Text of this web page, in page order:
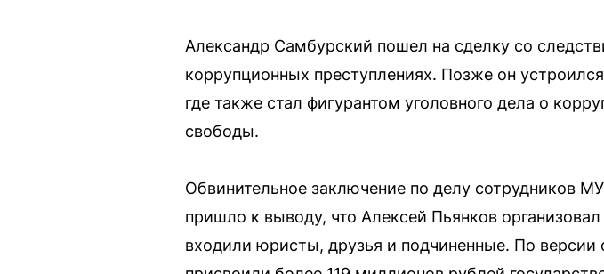
Александр Самбурский пошел на сделку со
коррупционных преступлениях. Позже он
где также стал фигурантом уголовного дела о
свободы.
Обвинительное заключение по делу сотрудников
пришло к выводу, что Алексей Пьянков
входили юристы, друзья и подчиненные. По версии